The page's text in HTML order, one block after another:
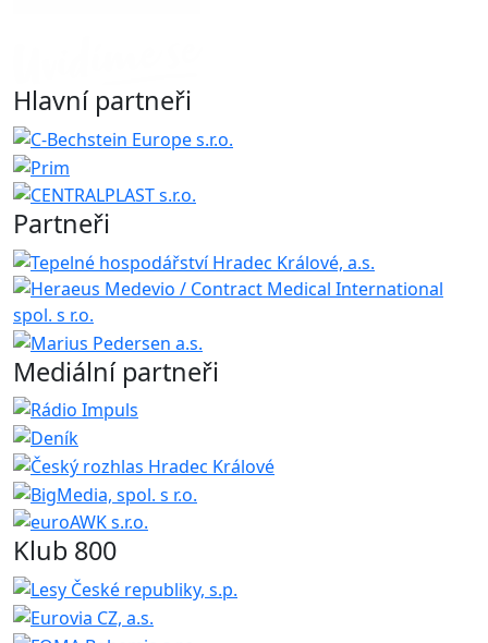
Hlavní partneři
Partneři
Mediální partneři
Klub 800